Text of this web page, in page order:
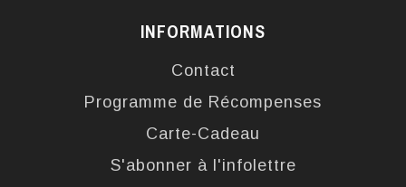
INFORMATIONS
Contact
Programme de Récompenses
Carte-Cadeau
S'abonner à l'infolettre